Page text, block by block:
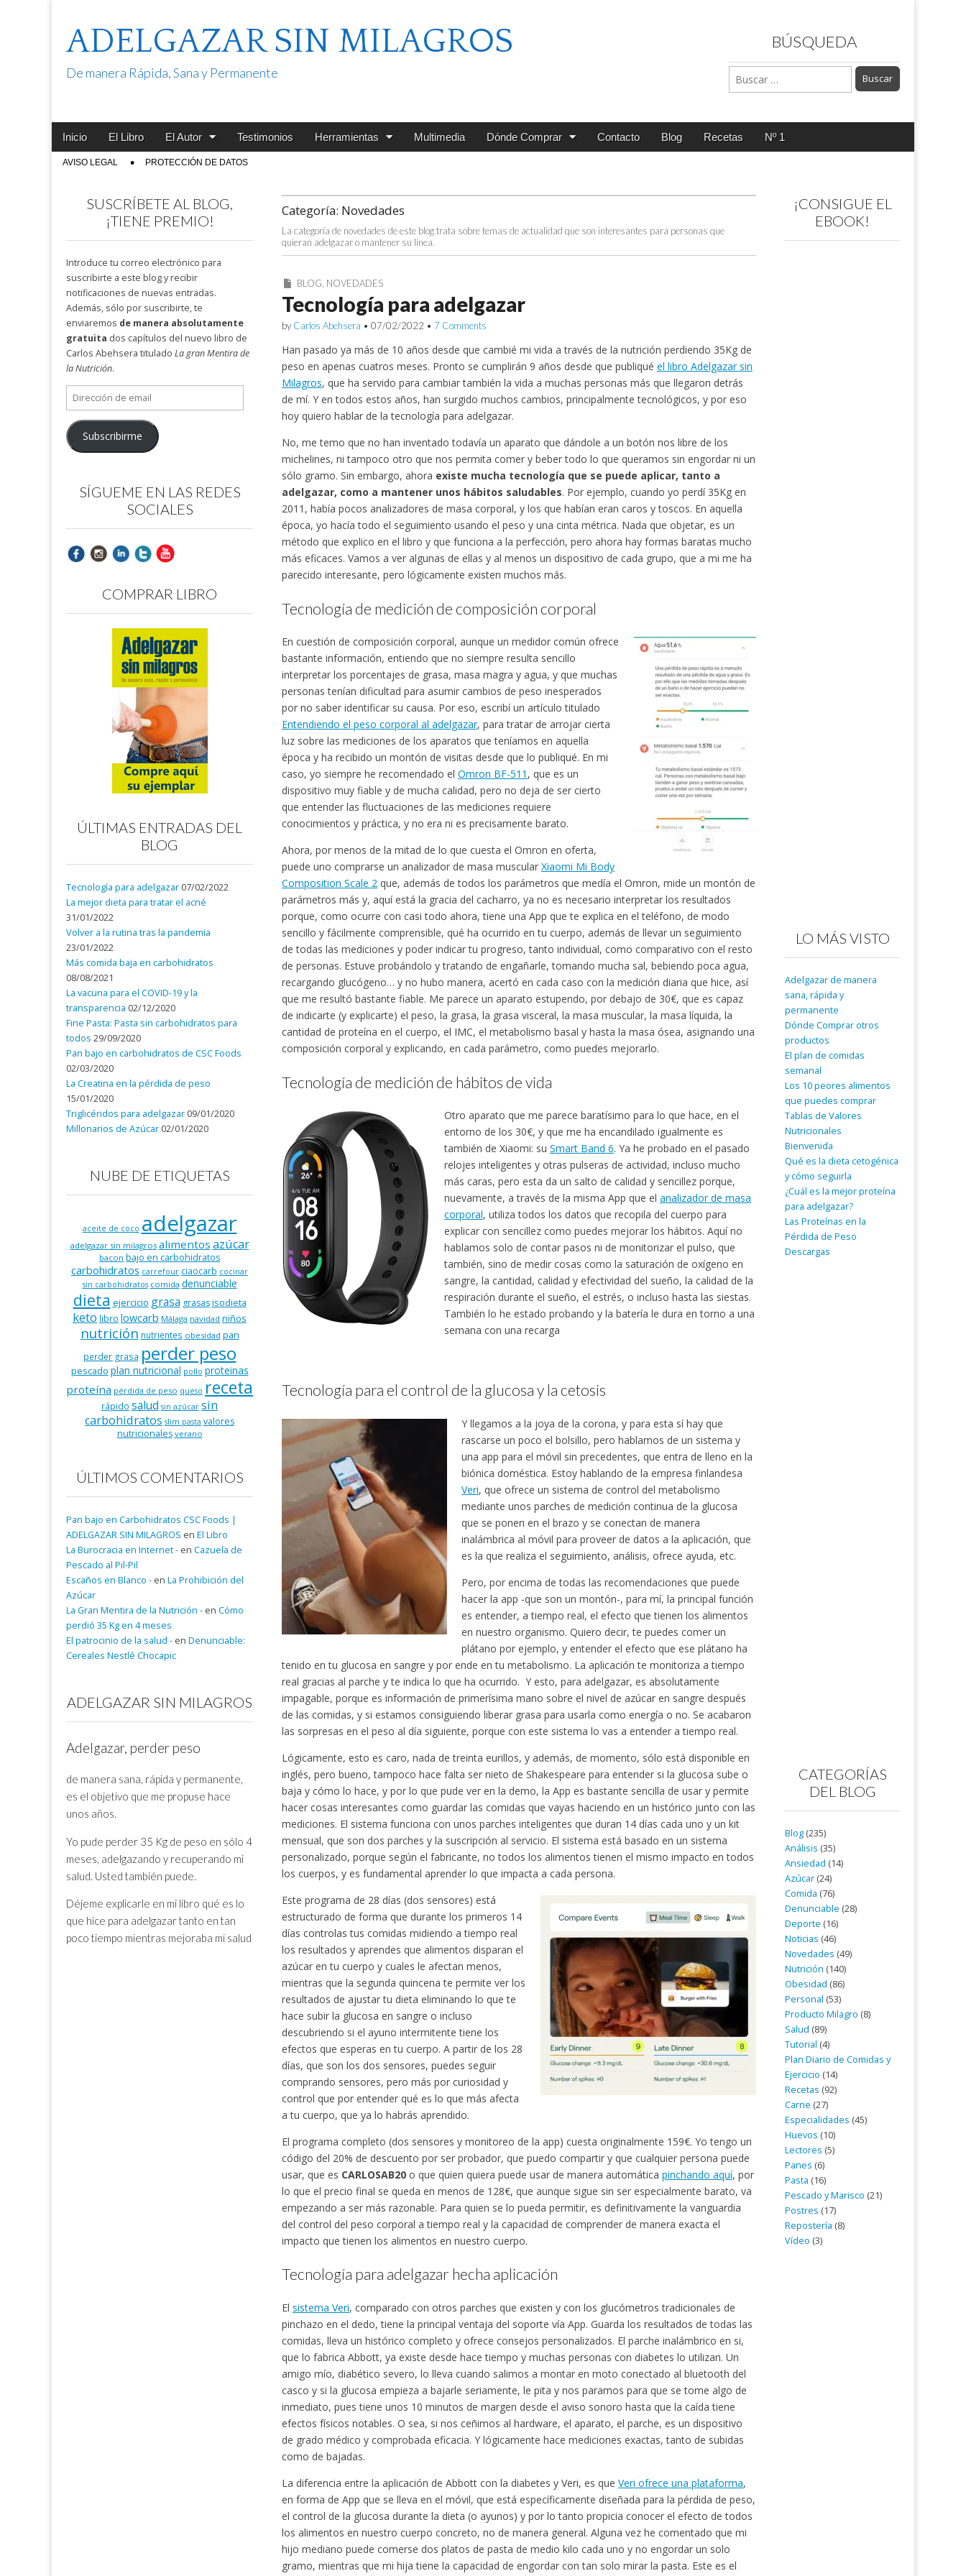
ADELGAZAR SIN MILAGROS
De manera Rápida, Sana y Permanente
BÚSQUEDA
Buscar:
Main
Skip
content
Inicio El Libro El Autor Testimonios Herramientas Multimedia Dónde Comprar Contacto Blog Recetas Nº 1
SubAVISO LEGAL PROTECCIÓN DE DATOS
Categoría: Novedades
La categoría de novedades de este blog trata sobre temas de actualidad que son interesantes para personas que
quieran adelgazar o mantener su línea.
BLOG, NOVEDADES
Tecnología para adelgazar
by Carlos Abehsera • 07/02/2022 • 7 Comments
Han pasado ya más de 10 años desde que cambié mi vida a través de la nutrición perdiendo 35Kg de
peso en apenas cuatros meses. Pronto se cumplirán 9 años desde que publiqué el libro Adelgazar sin
Milagros, que ha servido para cambiar también la vida a muchas personas más que llegaron detrás
de mí. Y en todos estos años, han surgido muchos cambios, principalmente tecnológicos, y por eso
hoy quiero hablar de la tecnología para adelgazar.
No, me temo que no han inventado todavía un aparato que dándole a un botón nos libre de los
michelines, ni tampoco otro que nos permita comer y beber todo lo que queramos sin engordar ni un
sólo gramo. Sin embargo, ahora existe mucha tecnología que se puede aplicar, tanto a
adelgazar, como a mantener unos hábitos saludables. Por ejemplo, cuando yo perdí 35Kg en
2011, había pocos analizadores de masa corporal, y los que habían eran caros y toscos. En aquella
época, yo hacía todo el seguimiento usando el peso y una cinta métrica. Nada que objetar, es un
método que explico en el libro y que funciona a la perfección, pero ahora hay formas baratas mucho
más eficaces. Vamos a ver algunas de ellas y al menos un dispositivo de cada grupo, que a mi me ha
parecido interesante, pero lógicamente existen muchos más.
Tecnología de medición de composición corporal
En cuestión de composición corporal, aunque un medidor común ofrece
bastante información, entiendo que no siempre resulta sencillo
interpretar los porcentajes de grasa, masa magra y agua, y que muchas
personas tenían dificultad para asumir cambios de peso inesperados
por no saber identificar su causa. Por eso, escribí un artículo titulado
Entendiendo el peso corporal al adelgazar, para tratar de arrojar cierta
luz sobre las mediciones de los aparatos que teníamos en aquella
época y ha recibido un montón de visitas desde que lo publiqué. En mi
caso, yo siempre he recomendado el Omron BF-511 , que es un
dispositivo muy fiable y de mucha calidad, pero no deja de ser cierto
que entender las fluctuaciones de las mediciones requiere
conocimientos y práctica, y no era ni es precisamente barato.
Ahora, por menos de la mitad de lo que cuesta el Omron en oferta,
puede uno comprarse un analizador de masa muscular Xiaomi Mi Body
Composition Scale 2 que, además de todos los parámetros que medía el Omron, mide un montón de
parámetros más y, aquí está la gracia del cacharro, ya no es necesario interpretar los resultados
porque, como ocurre con casi todo ahora, tiene una App que te explica en el teléfono, de modo
sencillo y fácilmente comprensible, qué ha ocurrido en tu cuerpo, además de llevar un seguimiento
de todas las mediciones y poder indicar tu progreso, tanto individual, como comparativo con el resto
de personas. Estuve probándolo y tratando de engañarle, tomando mucha sal, bebiendo poca agua,
recargando glucógeno… y no hubo manera, acertó en cada caso con la medición diaria que hice, así
que me resultó bastante fiable. Me parece un aparato estupendo, por debajo de 30€, que es capaz
de indicarte (y explicarte) el peso, la grasa, la grasa visceral, la masa muscular, la masa líquida, la
cantidad de proteína en el cuerpo, el IMC, el metabolismo basal y hasta la masa ósea, asignando una
composición corporal y explicando, en cada parámetro, como puedes mejorarlo.
Tecnología de medición de hábitos de vida
Otro aparato que me parece baratísimo para lo que hace, en el
entorno de los 30€, y que me ha encandilado igualmente es
también de Xiaomi: su Smart Band 6. Ya he probado en el pasado
relojes inteligentes y otras pulseras de actividad, incluso mucho
más caras, pero esta da un salto de calidad y sencillez porque,
nuevamente, a través de la misma App que el analizador de masa
corporal, utiliza todos los datos que recopila del cuerpo para
explicar con sencillez como puedes mejorar los hábitos. Aquí no
hablamos solo de contar pasos ni de monitorizar el pulso, que
también, sino de medir cosas como la saturación de oxígeno en
sangre, la cantidad, calidad y efectividad del sueño, la calidad de la
respiración durante el sueño, el estrés, o incluso hasta las siestas.
También lo he estado probando y la batería le dura en torno a una
semana con una recarga
Tecnología para el control de la glucosa y la cetosis
Y llegamos a la joya de la corona, y para esta sí hay que
rascarse un poco el bolsillo, pero hablamos de un sistema y
una app para el móvil sin precedentes, que entra de lleno en la
biónica doméstica. Estoy hablando de la empresa finlandesa
Veri, que ofrece un sistema de control del metabolismo
mediante unos parches de medición continua de la glucosa
que se ponen en el brazo y se conectan de manera
inalámbrica al móvil para proveer de datos a la aplicación, que
es la que realiza el seguimiento, análisis, ofrece ayuda, etc.
Pero, por encima de todas las recomendaciones que puede
hacer la app -que son un montón-, para mí, la principal función
es entender, a tiempo real, el efecto que tienen los alimentos
en nuestro organismo. Quiero decir, te puedes comer un
plátano por ejemplo, y entender el efecto que ese plátano ha
tenido en tu glucosa en sangre y por ende en tu metabolismo. La aplicación te monitoriza a tiempo
real gracias al parche y te indica lo que ha ocurrido. Y esto, para adelgazar, es absolutamente
impagable, porque es información de primerísima mano sobre el nivel de azúcar en sangre después
de las comidas, y si estamos consiguiendo liberar grasa para usarla como energía o no. Se acabaron
las sorpresas en el peso al día siguiente, porque con este sistema lo vas a entender a tiempo real.
Lógicamente, esto es caro, nada de treinta eurillos, y además, de momento, sólo está disponible en
inglés, pero bueno, tampoco hace falta ser nieto de Shakespeare para entender si la glucosa sube o
baja y cómo lo hace, y por lo que pude ver en la demo, la App es bastante sencilla de usar y permite
hacer cosas interesantes como guardar las comidas que vayas haciendo en un histórico junto con las
mediciones. El sistema funciona con unos parches inteligentes que duran 14 días cada uno y un kit
mensual, que son dos parches y la suscripción al servicio. El sistema está basado en un sistema
personalizado, porque según el fabricante, no todos los alimentos tienen el mismo impacto en todos
los cuerpos, y es fundamental aprender lo que impacta a cada persona.
Este programa de 28 días (dos sensores) está
estructurado de forma que durante los primeros 14
días controlas tus comidas midiendo a tiempo real
los resultados y aprendes que alimentos disparan el
azúcar en tu cuerpo y cuales le afectan menos,
mientras que la segunda quincena te permite ver los
resultados de ajustar tu dieta eliminando lo que te
hace subir la glucosa en sangre o incluso
descubriendo si el ayuno intermitente tiene los
efectos que esperas en tu cuerpo. A partir de los 28
días, que son los dos sensores, puedes seguir
comprando sensores, pero más por curiosidad y
control que por entender qué es lo que más afecta
a tu cuerpo, que ya lo habrás aprendido.
El programa completo (dos sensores y monitoreo de la app) cuesta originalmente 159€. Yo tengo un
código del 20% de descuento por ser probador, que puedo compartir y que cualquier persona puede
usar, que es CARLOSAB20 o que quien quiera puede usar de manera automática pinchando aquí, por
lo que el precio final se queda en menos de 128€, que aunque sigue sin ser especialmente barato, va
empezando a ser más razonable. Para quien se lo pueda permitir, es definitivamente la vanguardia
del control del peso corporal a tiempo real y la capacidad de comprender de manera exacta el
impacto que tienen los alimentos en nuestro cuerpo.
Tecnología para adelgazar hecha aplicación
El sistema Veri, comparado con otros parches que existen y con los glucómetros tradicionales de
pinchazo en el dedo, tiene la principal ventaja del soporte vía App. Guarda los resultados de todas las
comidas, lleva un histórico completo y ofrece consejos personalizados. El parche inalámbrico en si,
que lo fabrica Abbott, ya existe desde hace tiempo y muchas personas con diabetes lo utilizan. Un
amigo mío, diabético severo, lo lleva cuando salimos a montar en moto conectado al bluetooth del
casco y si la glucosa empieza a bajarle seriamente, le pita y nos paramos para que se tome algo de
inmediato, pues tiene unos 10 minutos de margen desde el aviso sonoro hasta que la caída tiene
efectos físicos notables. O sea, si nos ceñimos al hardware, el aparato, el parche, es un dispositivo
de grado médico y comprobada eficacia. Y lógicamente hace mediciones exactas, tanto de subidas
como de bajadas.
La diferencia entre la aplicación de Abbott con la diabetes y Veri, es que Veri ofrece una plataforma,
en forma de App que se lleva en el móvil, que está específicamente diseñada para la pérdida de peso,
el control de la glucosa durante la dieta (o ayunos) y por lo tanto propicia conocer el efecto de todos
los alimentos en nuestro cuerpo concreto, no de manera general. Alguna vez he comentado que mi
hijo mediano puede comerse dos platos de pasta de medio kilo cada uno y no engordar un solo
gramo, mientras que mi hija tiene la capacidad de engordar con tan solo mirar la pasta. Este es el
SUSCRÍBETE AL BLOG,
¡TIENE PREMIO!
Introduce tu correo electrónico para
suscribirte a este blog y recibir
notificaciones de nuevas entradas.
Además, sólo por suscribirte, te
enviaremos de manera absolutamente
gratuita dos capítulos del nuevo libro de
Carlos Abehsera titulado La gran Mentira de
la Nutrición.
Dirección
de
email
Subscribirme
SÍGUEME EN LAS REDES
SOCIALES
COMPRAR LIBRO
ÚLTIMAS ENTRADAS DEL
BLOG
Tecnología para adelgazar 07/02/2022
La mejor dieta para tratar el acné
31/01/2022
Volver a la rutina tras la pandemia
23/01/2022
Más comida baja en carbohidratos
08/08/2021
La vacuna para el COVID-19 y la
transparencia 02/12/2020
Fine Pasta: Pasta sin carbohidratos para
todos 29/09/2020
Pan bajo en carbohidratos de CSC Foods
02/03/2020
La Creatina en la pérdida de peso
15/01/2020
Triglicéridos para adelgazar 09/01/2020
Millonarios de Azúcar 02/01/2020
NUBE DE ETIQUETAS
aceite de coco adelgazar
adelgazar sin milagros alimentos azúcar
bacon bajo en carbohidratos
carbohidratos carrefour ciaocarb cocinar
sin carbohidratos comida denunciable
dieta ejercicio grasa grasas isodieta
keto libro lowcarb Málaga navidad niños
nutrición nutrientes obesidad pan
perder grasa perder peso
pescado plan nutricional pollo proteinas
proteína pérdida de peso queso receta
rápido salud sin azúcar sin
carbohidratos slim pasta valores
nutricionales verano
ÚLTIMOS COMENTARIOS
Pan bajo en Carbohidratos CSC Foods |
ADELGAZAR SIN MILAGROS en El Libro
La Burocracia en Internet - en Cazuela de
Pescado al Pil-Pil
Escaños en Blanco - en La Prohibición del
Azúcar
La Gran Mentira de la Nutrición - en Cómo
perdió 35 Kg en 4 meses
El patrocinio de la salud - en Denunciable:
Cereales Nestlé Chocapic
ADELGAZAR SIN MILAGROS
Adelgazar, perder peso
de manera sana, rápida y permanente,
es el objetivo que me propuse hace
unos años.
Yo pude perder 35 Kg de peso en sólo 4
meses, adelgazando y recuperando mi
salud. Usted también puede.
Déjeme explicarle en mi libro qué es lo
que hice para adelgazar tanto en tan
poco tiempo mientras mejoraba mi salud
¡CONSIGUE EL
EBOOK!
LO MÁS VISTO
Adelgazar de manera
sana, rápida y
permanente
Dónde Comprar otros
productos
El plan de comidas
semanal
Los 10 peores alimentos
que puedes comprar
Tablas de Valores
Nutricionales
Bienvenida
Qué es la dieta cetogénica
y cómo seguirla
¿Cuál es la mejor proteína
para adelgazar?
Las Proteínas en la
Pérdida de Peso
Descargas
CATEGORÍAS
DEL BLOG
Blog (235)
Análisis (35)
Ansiedad (14)
Azúcar (24)
Comida (76)
Denunciable (28)
Deporte (16)
Noticias (46)
Novedades (49)
Nutrición (140)
Obesidad (86)
Personal (53)
Producto Milagro (8)
Salud (89)
Tutorial (4)
Plan Diario de Comidas y
Ejercicio (14)
Recetas (92)
Carne (27)
Especialidades (45)
Huevos (10)
Lectores (5)
Panes (6)
Pasta (16)
Pescado y Marisco (21)
Postres (17)
Repostería (8)
Vídeo (3)